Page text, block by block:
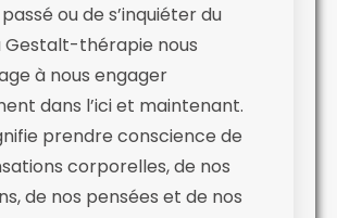
ou de s’inquiéter du
Gestalt-thérapie nous
à nous engager
dans l’ici et maintenant.
prendre conscience de
corporelles, de nos
de nos pensées et de nos